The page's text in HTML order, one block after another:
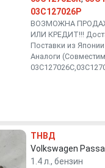
03C127026P
ВОЗМОЖНА
ИЛИ КРЕДИТ!!!
Поставки из
Аналоги
ТНВД
Volkswagen
1.4 л., бензин